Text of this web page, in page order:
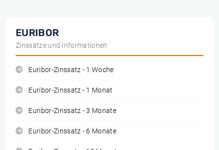
EURIBOR
Zinssätze und Informationen
Euribor-Zinssatz - 1 Woche
Euribor-Zinssatz - 1 Monat
Euribor-Zinssatz - 3 Monate
Euribor-Zinssatz - 6 Monate